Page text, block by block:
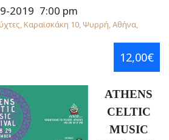
2019 7:00 pm
Καραϊσκάκη 10, Ψυρρή, Αθήνα,
12,00€
ATHENS
CELTIC
MUSIC